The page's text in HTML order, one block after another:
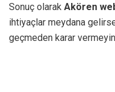
Sonuç olarak Akören
ihtiyaçlar meydana
geçmeden karar